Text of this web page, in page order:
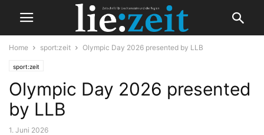
Home sport:zeit Olympic Day 2026 presented by LLB
sport:zeit
Olympic Day 2026 presented
by LLB
1. Juni 2026